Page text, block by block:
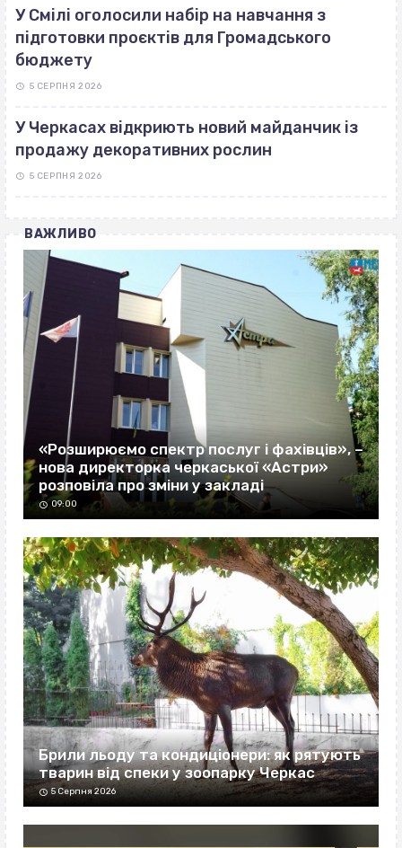
У Смілі оголосили набір на навчання з
підготовки проєктів для Громадського
бюджету
5 СЕРПНЯ 2026
У Черкасах відкриють новий майданчик із
продажу декоративних рослин
5 СЕРПНЯ 2026
ВАЖЛИВО
«Розширюємо спектр послуг і фахівців», –
нова директорка черкаської «Астри»
розповіла про зміни у закладі
09:00
Брили льоду та кондиціонери: як рятують
тварин від спеки у зоопарку Черкас
5 Серпня 2026